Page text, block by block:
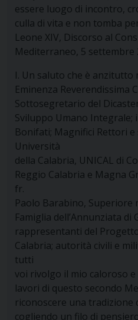
essere luogo di incontro,
culla di vita e non tomba
Leone XIV, Discorso al
Mediterraneo, 5 settembre
I. Un saluto che è anzitutto
Eminenza Reverendissima
Sottosegretario del
Sviluppo Umano Integrale;
Bonifati; Magnifici Rettori
Università
della Calabria, UNICAL di
Reggio Calabria e Magna
fr.
Paolo Barabino, Superiore
Famiglia dell’Annunziata di
rappresentanti del
Calabria; autorità civili e
tutti
voi rivolgo il mio caloroso
lavori di questo secondo
riconoscere una tradizione
cogliendo un filo di